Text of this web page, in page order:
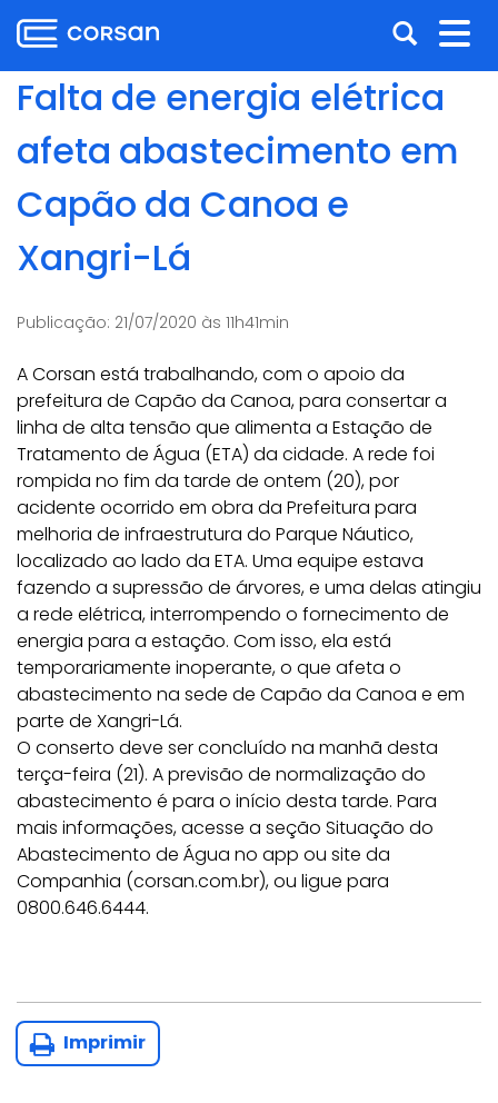
para
o
conteúdo
para
menu
para
para
o
conteúdo
Abrir
a
busca
Falta de energia elétrica
afeta abastecimento em
Capão da Canoa e
Xangri-Lá
Publicação: 21/07/2020 às 11h41min
A Corsan está trabalhando, com o apoio da
prefeitura de Capão da Canoa, para consertar a
linha de alta tensão que alimenta a Estação de
Tratamento de Água (ETA) da cidade. A rede foi
rompida no fim da tarde de ontem (20), por
acidente ocorrido em obra da Prefeitura para
melhoria de infraestrutura do Parque Náutico,
localizado ao lado da ETA. Uma equipe estava
fazendo a supressão de árvores, e uma delas atingiu
a rede elétrica, interrompendo o fornecimento de
energia para a estação. Com isso, ela está
temporariamente inoperante, o que afeta o
abastecimento na sede de Capão da Canoa e em
parte de Xangri-Lá.
O conserto deve ser concluído na manhã desta
terça-feira (21). A previsão de normalização do
abastecimento é para o início desta tarde. Para
mais informações, acesse a seção Situação do
Abastecimento de Água no app ou site da
Companhia (corsan.com.br), ou ligue para
0800.646.6444.
Imprimir